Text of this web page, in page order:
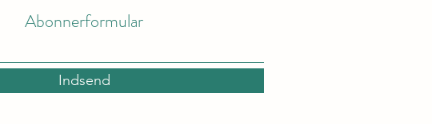
Abonnerformular
Indsend